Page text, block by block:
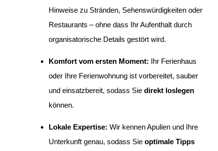
Hinweise zu Stränden, Sehenswürdigkeiten oder
Restaurants – ohne dass Ihr Aufenthalt durch
organisatorische Details gestört wird.
Komfort vom ersten Moment: Ihr Ferienhaus
oder Ihre Ferienwohnung ist vorbereitet, sauber
und einsatzbereit, sodass Sie direkt loslegen
können.
Lokale Expertise: Wir kennen Apulien und Ihre
Unterkunft genau, sodass Sie optimale Tipps